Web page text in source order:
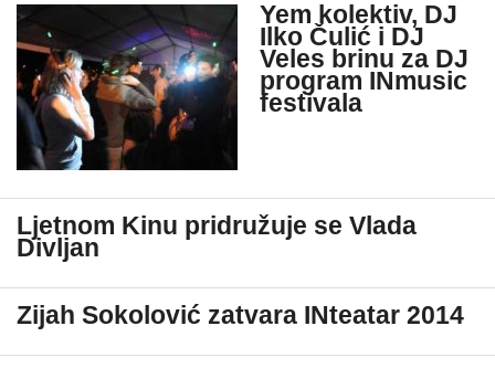
Yem kolektiv, DJ
Ilko Čulić i DJ
Veles brinu za DJ
program INmusic
festivala
Ljetnom Kinu pridružuje se Vlada
Divljan
Zijah Sokolović zatvara INteatar 2014